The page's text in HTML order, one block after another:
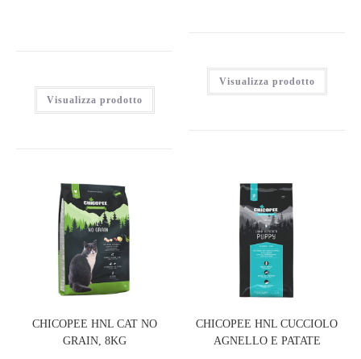
Visualizza prodotto
Visualizza prodotto
CHICOPEE HNL CAT NO
GRAIN, 8KG
CHICOPEE HNL CUCCIOLO
AGNELLO E PATATE